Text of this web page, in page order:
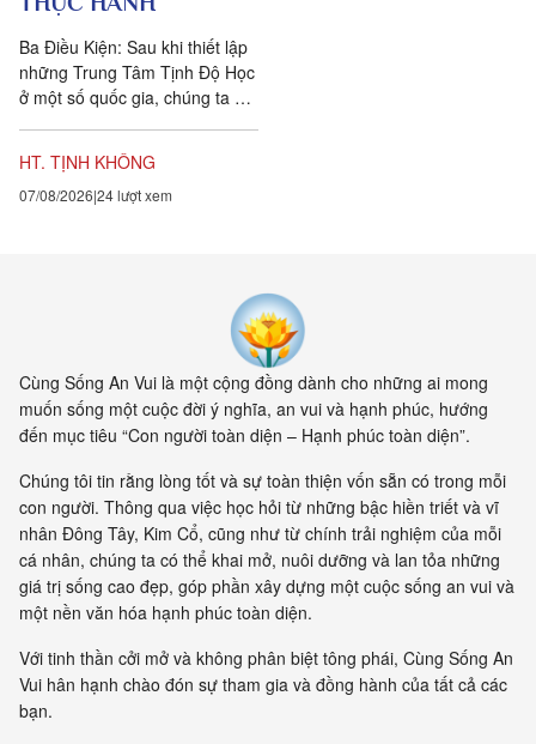
Ba Điều Kiện: Sau khi thiết lập
những Trung Tâm Tịnh Độ Học
ở một số quốc gia, chúng ta đặt
hành giả Tịnh...
HT. TỊNH KHÔNG
07/08/2026 24 lượt xem
Cùng Sống An Vui là một cộng đồng dành cho những ai mong
muốn sống một cuộc đời ý nghĩa, an vui và hạnh phúc, hướng
đến mục tiêu “Con người toàn diện – Hạnh phúc toàn diện”.
Chúng tôi tin rằng lòng tốt và sự toàn thiện vốn sẵn có trong mỗi
con người. Thông qua việc học hỏi từ những bậc hiền triết và vĩ
nhân Đông Tây, Kim Cổ, cũng như từ chính trải nghiệm của mỗi
cá nhân, chúng ta có thể khai mở, nuôi dưỡng và lan tỏa những
giá trị sống cao đẹp, góp phần xây dựng một cuộc sống an vui và
một nền văn hóa hạnh phúc toàn diện.
Với tinh thần cởi mở và không phân biệt tông phái, Cùng Sống An
Vui hân hạnh chào đón sự tham gia và đồng hành của tất cả các
bạn.